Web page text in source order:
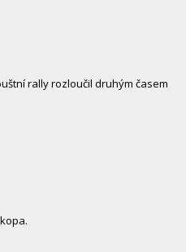
rally rozloučil druhým časem